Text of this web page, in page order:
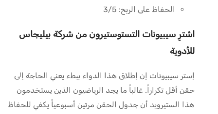
الحفاظ على الربح: 3/5
اشترِ سيبيونات التستوستيرون من شركة بيليجاس
للأدوية
إستر سيبيونات إن إطلاق هذا الدواء ببطء يعني الحاجة إلى
حقن أقل تكراراً. غالباً ما يجد الرياضيون الذين يستخدمون
هذا الستيرويد أن جدول الحقن مرتين أسبوعياً يكفي للحفاظ